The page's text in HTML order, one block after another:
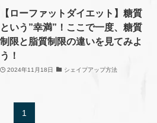
【ローファットダイエット】糖質
という”幸満”！ここで一度、糖質
制限と脂質制限の違いを見てみよ
う！
2024年11月18日 シェイプアップ方法
1